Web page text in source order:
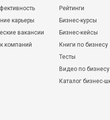
карьеры
вакансии
компаний
Рейтинги
Бизнес-курсы
Бизнес-кейсы
Книги по бизнесу
Тесты
Видео по бизнесу
Каталог бизнес-